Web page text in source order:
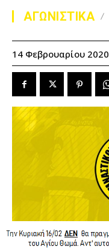
ΑΓΩΝΙΣΤΙΚΑ
14 Φεβρουαρίου 2020